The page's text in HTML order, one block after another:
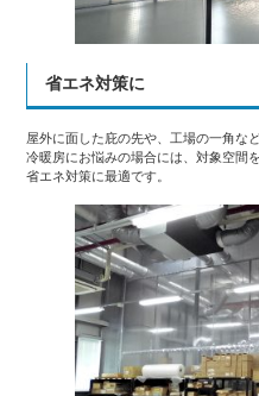
省エネ対策に
屋外に面した庇の先や、工場の一角な
冷暖房にお悩みの場合には、対象空間
省エネ対策に最適です。